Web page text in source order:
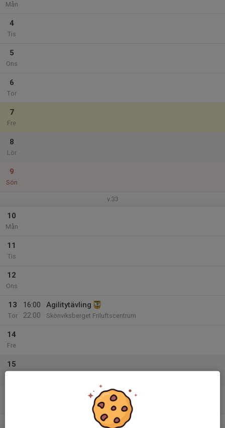
Mån
4
Tis
5
Ons
6
Tor
7
Fre
8
Lör
9
Sön
v.33
10
Mån
11
Tis
12
Ons
13
Tor
16:00
22:00
Agilitytävling
Skönviksberget Friluftscentrum
14
Fre
15
v.34